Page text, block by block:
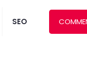
SEO